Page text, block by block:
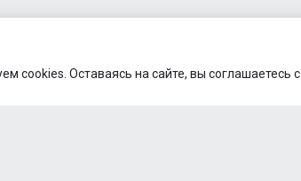
cookies. Оставаясь на сайте, вы соглашаетесь с